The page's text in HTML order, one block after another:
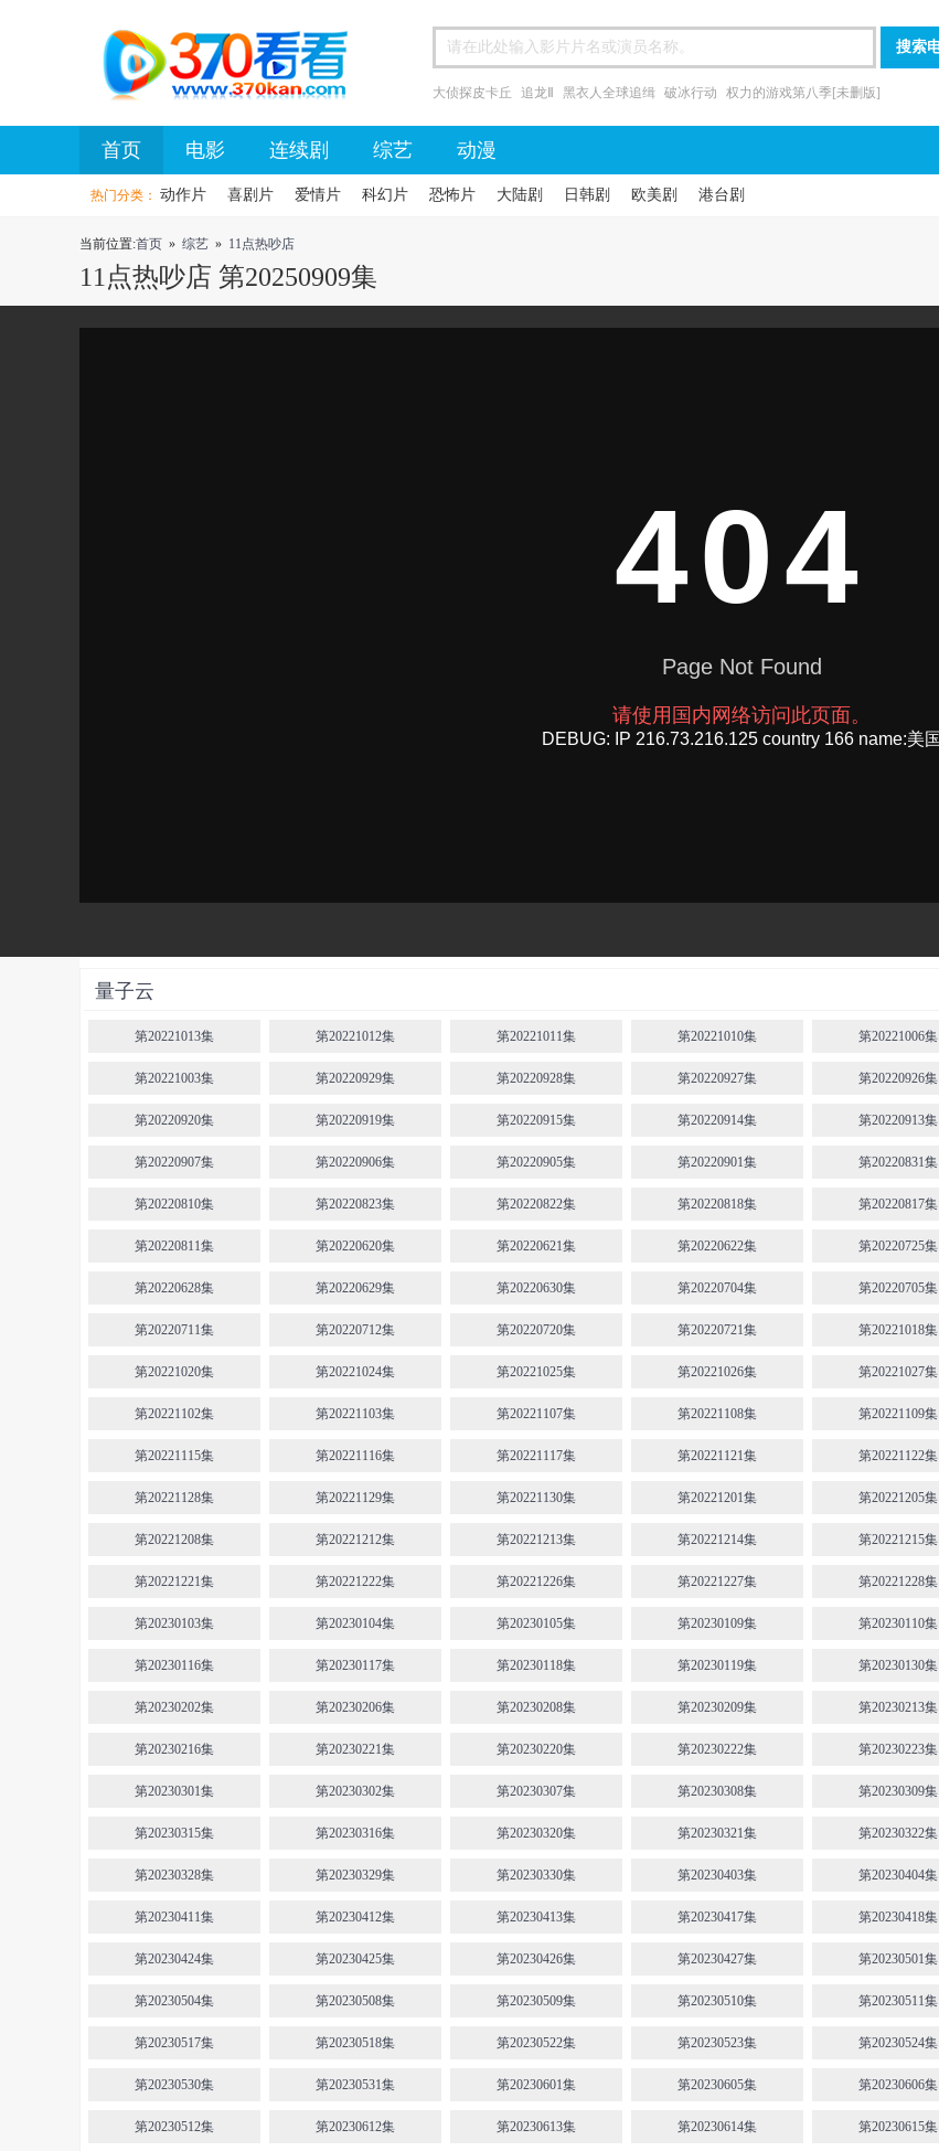
首页
大侦探皮卡丘 追龙Ⅱ 黑衣人全球追缉 破冰行动 权力的游戏第八季[未删版]
首页 电影 连续剧 综艺 动漫
热门分类： 动作片 喜剧片 爱情片 科幻片 恐怖片 大陆剧 日韩剧 欧美剧 港台剧
当前位置:首页 » 综艺 » 11点热吵店
11点热吵店 第20250909集
量子云
第20221013集 第20221012集 第20221011集 第20221010集 第20221006集
第20221003集 第20220929集 第20220928集 第20220927集 第20220926集
第20220920集 第20220919集 第20220915集 第20220914集 第20220913集
第20220907集 第20220906集 第20220905集 第20220901集 第20220831集
第20220810集 第20220823集 第20220822集 第20220818集 第20220817集
第20220811集 第20220620集 第20220621集 第20220622集 第20220725集
第20220628集 第20220629集 第20220630集 第20220704集 第20220705集
第20220711集 第20220712集 第20220720集 第20220721集 第20221018集
第20221020集 第20221024集 第20221025集 第20221026集 第20221027集
第20221102集 第20221103集 第20221107集 第20221108集 第20221109集
第20221115集 第20221116集 第20221117集 第20221121集 第20221122集
第20221128集 第20221129集 第20221130集 第20221201集 第20221205集
第20221208集 第20221212集 第20221213集 第20221214集 第20221215集
第20221221集 第20221222集 第20221226集 第20221227集 第20221228集
第20230103集 第20230104集 第20230105集 第20230109集 第20230110集
第20230116集 第20230117集 第20230118集 第20230119集 第20230130集
第20230202集 第20230206集 第20230208集 第20230209集 第20230213集
第20230216集 第20230221集 第20230220集 第20230222集 第20230223集
第20230301集 第20230302集 第20230307集 第20230308集 第20230309集
第20230315集 第20230316集 第20230320集 第20230321集 第20230322集
第20230328集 第20230329集 第20230330集 第20230403集 第20230404集
第20230411集 第20230412集 第20230413集 第20230417集 第20230418集
第20230424集 第20230425集 第20230426集 第20230427集 第20230501集
第20230504集 第20230508集 第20230509集 第20230510集 第20230511集
第20230517集 第20230518集 第20230522集 第20230523集 第20230524集
第20230530集 第20230531集 第20230601集 第20230605集 第20230606集
第20230512集 第20230612集 第20230613集 第20230614集 第20230615集